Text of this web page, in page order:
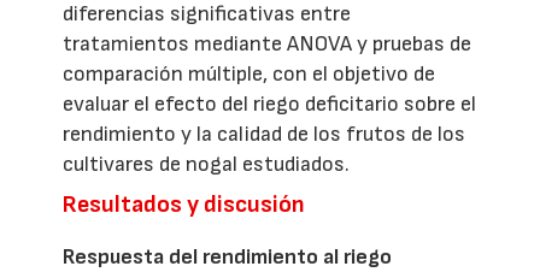
diferencias significativas entre
tratamientos mediante ANOVA y pruebas de
comparación múltiple, con el objetivo de
evaluar el efecto del riego deficitario sobre el
rendimiento y la calidad de los frutos de los
cultivares de nogal estudiados.
Resultados y discusión
Respuesta del rendimiento al riego